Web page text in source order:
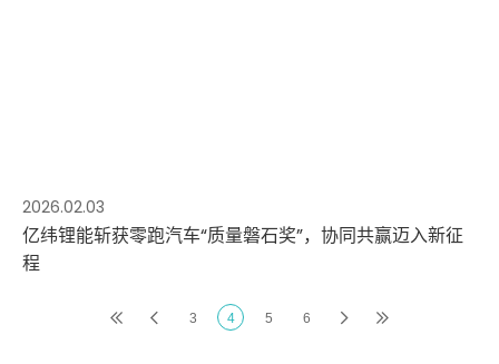
2026.02.03
亿纬锂能斩获零跑汽车“质量磐石奖”，协同共赢迈入新征
程
3 4 5 6